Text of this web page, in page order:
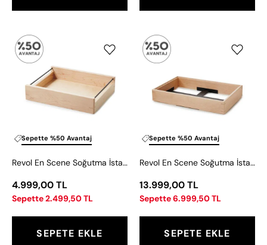
Sepette %50 Avantaj
Scene
Soğutma
İstasyon
Ahşap
32,5x26,5
Revol En Scene Soğutma İstasyon Ahşap Kutusu 32,5x26,5 cm
4.999,00 TL
Sepette 2.499,50 TL
SEPETE EKLE
Sepette %50 Avantaj
Soğutma
İstasyonu
Ahşap
55,5x35
Revol En Scene Soğutma İstasyonu Ahşap Kutu 55,5x35 cm
13.999,00 TL
Sepette 6.999,50 TL
SEPETE EKLE